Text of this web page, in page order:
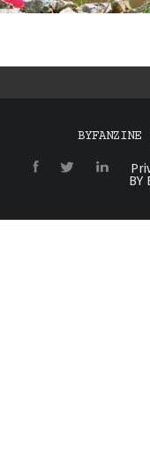
BYFANZINE
BY